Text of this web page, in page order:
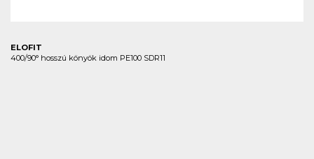
ELOFIT
400/90° hosszú könyök idom PE100 SDR11